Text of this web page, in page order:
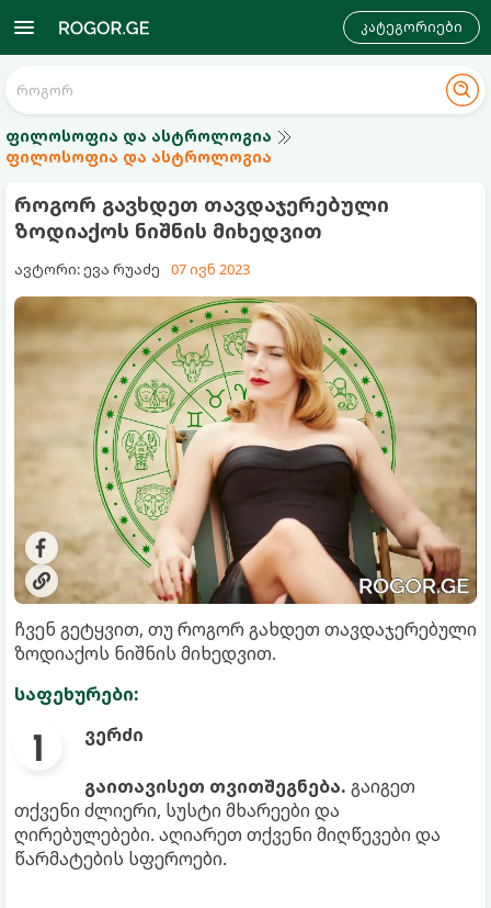
კატეგორიები
ფილოსოფია და ასტროლოგია
ფილოსოფია და ასტროლოგია
როგორ გავხდეთ თავდაჯერებული
ზოდიაქოს ნიშნის მიხედვით
ავტორი: ევა რუაძე 07 ივნ 2023
ჩვენ გეტყვით, თუ როგორ გახდეთ თავდაჯერებული
ზოდიაქოს ნიშნის მიხედვით.
საფეხურები:
ვერძი
გაითავისეთ თვითშეგნება. გაიგეთ
თქვენი ძლიერი, სუსტი მხარეები და
ღირებულებები. აღიარეთ თქვენი მიღწევები და
წარმატების სფეროები.